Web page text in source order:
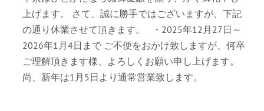
上げます。 さて、誠に勝手ではございますが、下記
の通り休業させて頂きます。 ・2025年12月27日～
2026年1月4日まで ご不便をおかけ致しますが、何卒
ご理解頂きます様、よろしくお願い申し上げます。
尚、新年は1月5日より通常営業致します。